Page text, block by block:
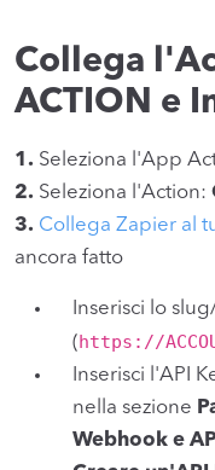
Collega
ACTION e
1. Seleziona l'App
2. Seleziona l'Action:
3. Collega Zapier al
ancora fatto
Inserisci lo
(https://
Inserisci l'API
nella sezione
Webhook e